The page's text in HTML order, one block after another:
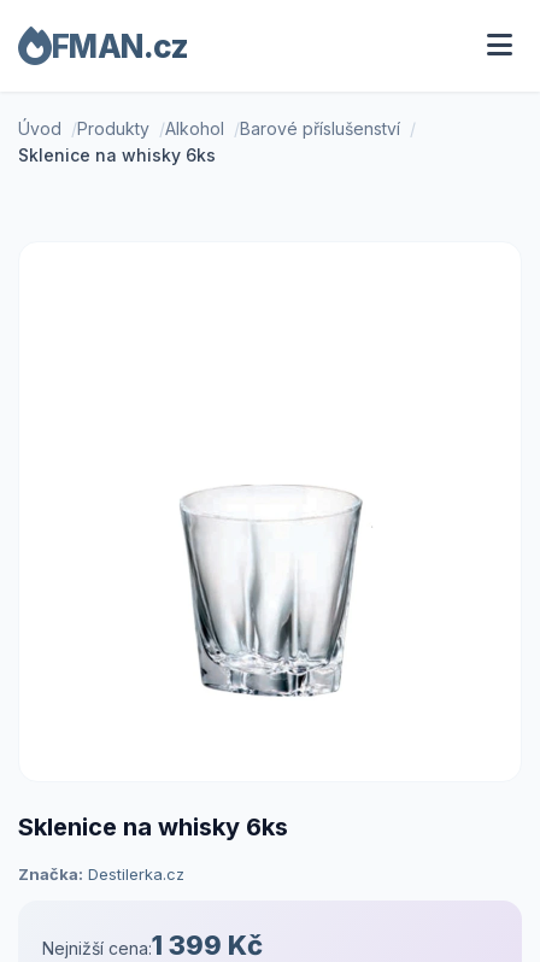
FMAN.cz
Úvod Produkty Alkohol
Barové příslušenství
Sklenice na whisky 6ks
Sklenice na whisky 6ks
Značka: Destilerka.cz
Nejnižší cena:1 399 Kč